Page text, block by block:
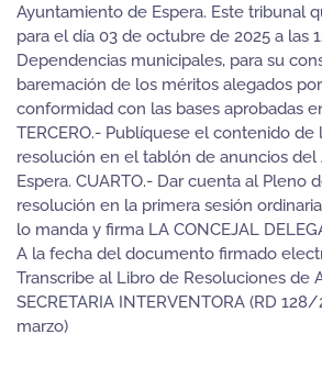
Ayuntamiento de Espera. Este tribunal
para el día 03 de octubre de 2025 a las
Dependencias municipales, para su
baremación de los méritos alegados
conformidad con las bases aprobadas
TERCERO.- Publíquese el contenido de
resolución en el tablón de anuncios
Espera. CUARTO.- Dar cuenta al Pleno
resolución en la primera sesión
lo manda y firma LA CONCEJAL
A la fecha del documento firmado
Transcribe al Libro de Resoluciones de
SECRETARIA INTERVENTORA (RD
marzo)